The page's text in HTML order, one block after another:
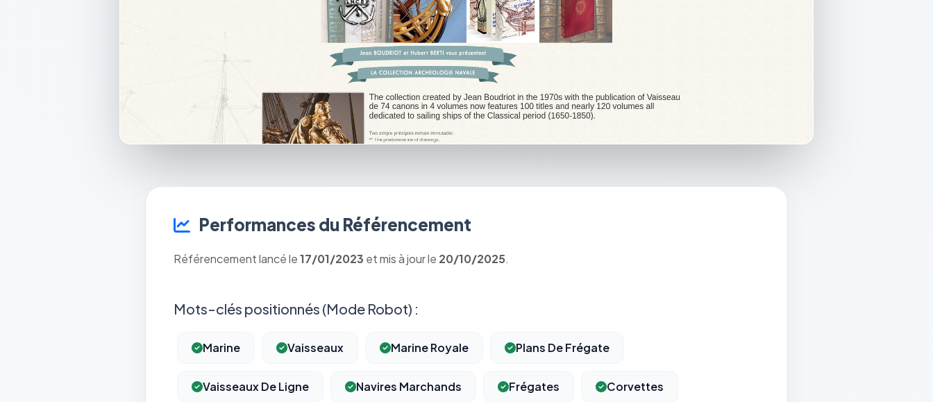
Performances du Référencement
Référencement lancé le17/01/2023 et mis à jour le 20/10/2025.
Mots-clés positionnés (Mode Robot) :
Marine Vaisseaux Marine Royale Plans De Frégate
Vaisseaux De Ligne Navires Marchands Frégates Corvettes